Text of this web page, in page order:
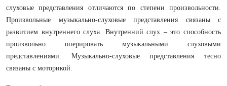
слуховые представления отличаются по степени произвольности.
Произвольные музыкально-слуховые представления связаны с
развитием внутреннего слуха. Внутренний слух – это способность
произвольно оперировать музыкальными слуховыми
представлениями. Музыкально-слуховые представления тесно
связаны с моторикой.